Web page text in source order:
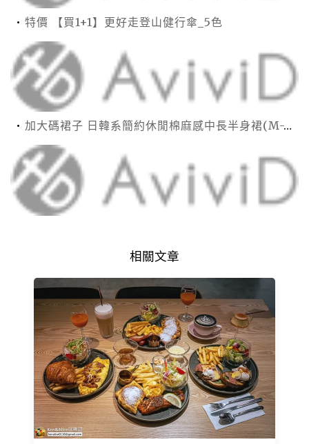
特價 【買1+1】更好走登山健行傘_5色
加大碼裙子 日韓系簡約休閒棉麻感中長半身裙(M-2XL)【XMS54038】＊艾美時尚(現+預)
相關文章